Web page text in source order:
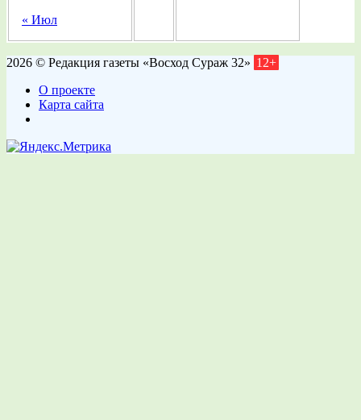
« Июл
2026 © Редакция газеты «Восход Сураж 32» 12+
О проекте
Карта сайта